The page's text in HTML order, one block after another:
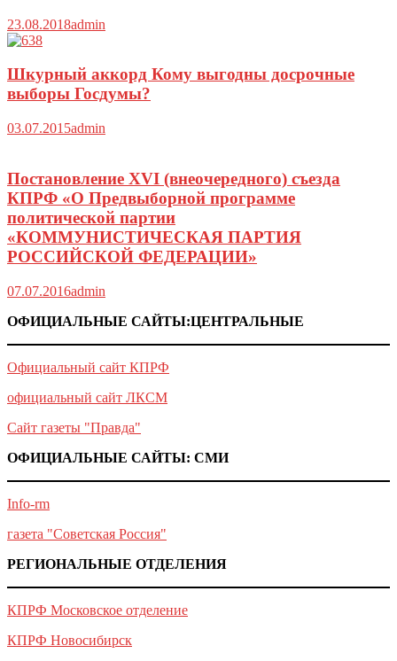
23.08.2018admin
Шкурный аккорд Кому выгодны досрочные
выборы Госдумы?
03.07.2015admin
Постановление XVI (внеочередного) съезда
КПРФ «О Предвыборной программе
политической партии
«КОММУНИСТИЧЕСКАЯ ПАРТИЯ
РОССИЙСКОЙ ФЕДЕРАЦИИ»
07.07.2016admin
ОФИЦИАЛЬНЫЕ САЙТЫ:ЦЕНТРАЛЬНЫЕ
Официальный сайт КПРФ
официальный сайт ЛКСМ
Сайт газеты "Правда"
ОФИЦИАЛЬНЫЕ САЙТЫ: СМИ
Info-rm
газета "Советская Россия"
РЕГИОНАЛЬНЫЕ ОТДЕЛЕНИЯ
КПРФ Московское отделение
КПРФ Новосибирск